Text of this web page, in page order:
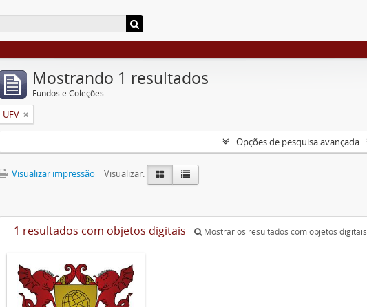
Mostrando 1 resultados
Fundos e Coleções
UFV
Opções de pesquisa avançada
Visualizar impressão
Visualizar:
1 resultados com objetos digitais Mostrar os resultados com objetos digitais